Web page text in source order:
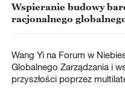
Wspieranie budowy
racjonalnego
Wang Yi na Forum w
Globalnego Zarządzania i
przyszłości poprzez